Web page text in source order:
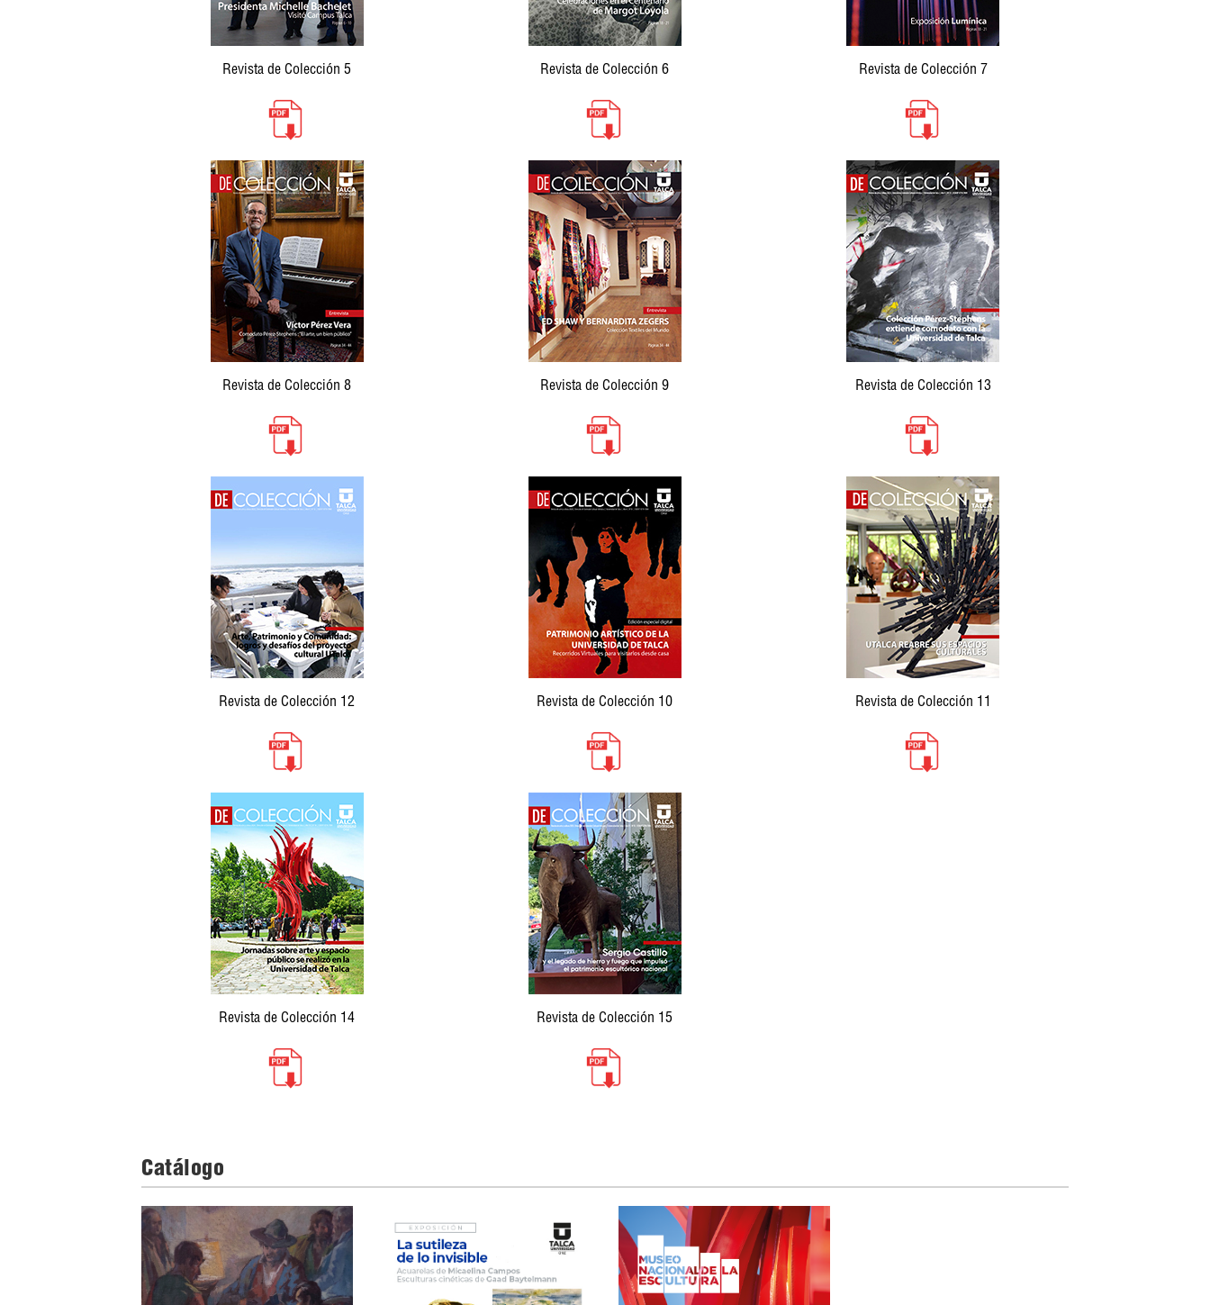
Revista de Colección 5 Revista de Colección 6 Revista de Colección 7
Revista de Colección 8 Revista de Colección 9 Revista de Colección 13
Revista de Colección 12 Revista de Colección 10 Revista de Colección 11
Revista de Colección 14 Revista de Colección 15
Catálogo